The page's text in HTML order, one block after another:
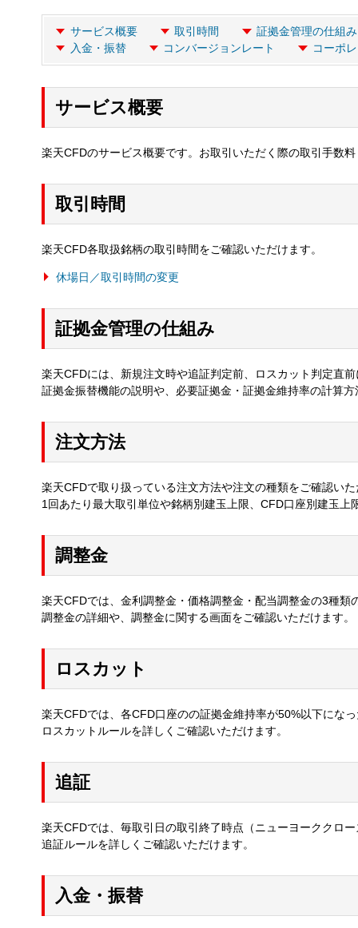
サービス概要 取引時間
証拠金管理の仕組み
入金・振替
コンバージョンレート コーポ
サービス概要
楽天CFDのサービス概要です。お取引いただく際の取引手数
取引時間
楽天CFD各取扱銘柄の取引時間をご確認いただけます。
休場日／取引時間の変更
証拠金管理の仕組み
楽天CFDには、新規注文時や追証判定前、ロスカット判定直
証拠金振替機能の説明や、必要証拠金・証拠金維持率の計算
注文方法
楽天CFDで取り扱っている注文方法や注文の種類をご確認い
1回あたり最大取引単位や銘柄別建玉上限、CFD口座別建玉上
調整金
楽天CFDでは、金利調整金・価格調整金・配当調整金の3種類
調整金の詳細や、調整金に関する画面をご確認いただけます。
ロスカット
楽天CFDでは、各CFD口座のの証拠金維持率が50%以下にな
ロスカットルールを詳しくご確認いただけます。
追証
楽天CFDでは、毎取引日の取引終了時点（ニューヨーククロ
追証ルールを詳しくご確認いただけます。
入金・振替